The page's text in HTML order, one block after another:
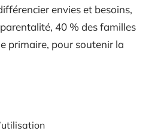
envies et besoins,
40 % des familles
primaire, pour soutenir la